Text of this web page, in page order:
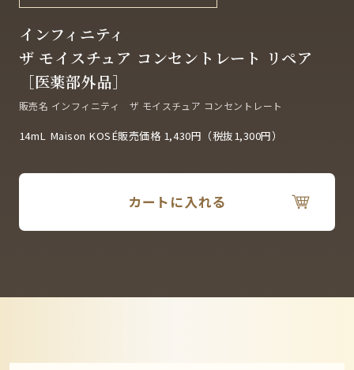
インフィニティ
ザ モイスチュア コンセントレート リペア
［医薬部外品］
販売名 インフィニティ ザ モイスチュア コンセントレート
14mL Maison KOSÉ販売価格 1,430円（税抜1,300円）
カートに入れる